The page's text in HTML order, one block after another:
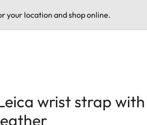
your location and shop online.
wrist strap